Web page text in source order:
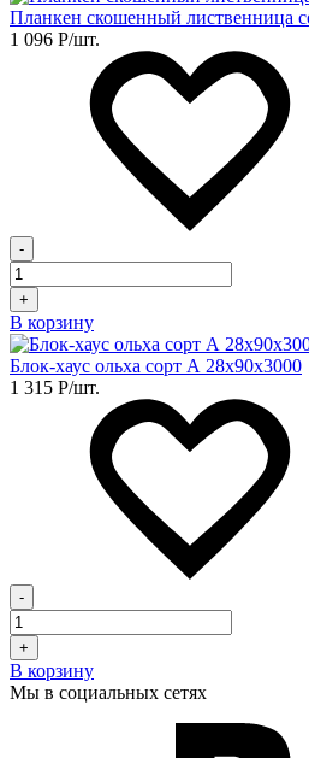
Планкен скошенный лиственница
1 096 Р/шт.
-
+
В корзину
Блок-хаус ольха сорт А 28х90х3000
1 315 Р/шт.
-
+
В корзину
Мы в социальных сетях